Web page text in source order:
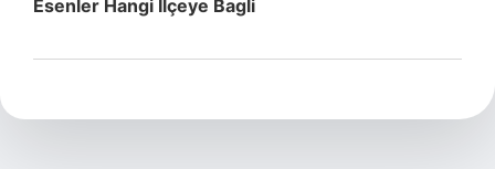
Esenler Hangi Ilçeye Bagli